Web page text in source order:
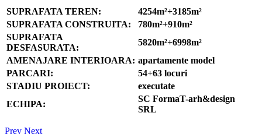
SUPRAFATA TEREN:
4254m²+3185m²
SUPRAFATA CONSTRUITA:
780m²+910m²
SUPRAFATA
DESFASURATA:
5820m²+6998m²
AMENAJARE INTERIOARA: apartamente model
PARCARI:
54+63 locuri
STADIU PROIECT:
executate
ECHIPA:
SC FormaT-arh&design
SRL
Prev Next